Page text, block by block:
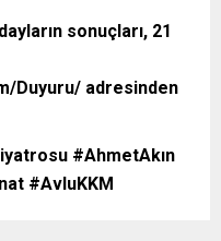
sonuçları, 21
Duyuru/ adresinden
#AhmetAkın
#AvluKKM